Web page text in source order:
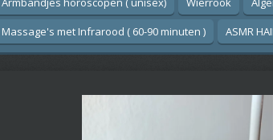
Massage's met Infrarood ( 60-90 minuten )
ASMR